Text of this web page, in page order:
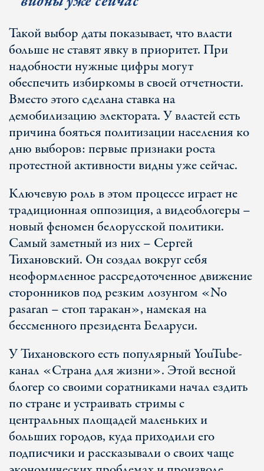
Такой выбор даты показывает, что власти
больше не ставят явку в приоритет. При
надобности нужные цифры могут
обеспечить избиркомы в своей отчетности.
Вместо этого сделана ставка на
демобилизацию электората. У властей есть
причина бояться политизации населения ко
дню выборов: первые признаки роста
протестной активности видны уже сейчас.
Ключевую роль в этом процессе играет не
традиционная оппозиция, а видеоблогеры –
новый феномен белорусской политики.
Самый заметный из них – Сергей
Тихановский. Он создал вокруг себя
неоформленное рассредоточенное движение
сторонников под резким лозунгом «No
pasaran – стоп таракан», намекая на
бессменного президента Беларуси.
У Тихановского есть популярный YouTube-
канал «Страна для жизни». Этой весной
блогер со своими соратниками начал ездить
по стране и устраивать стримы с
центральных площадей маленьких и
больших городов, куда приходили его
подписчики и рассказывали о своих чаще